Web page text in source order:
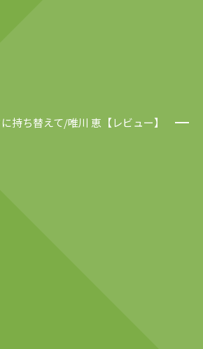
持ち替えて/唯川 恵【レビュー】